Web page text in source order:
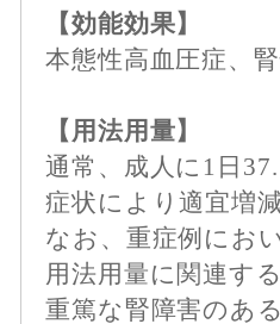
【効能効果】
本態性高血圧症、
【用法用量】
通常、成人に1日
症状により適宜増
なお、重症例にお
用法用量に関連す
重篤な腎障害のあ